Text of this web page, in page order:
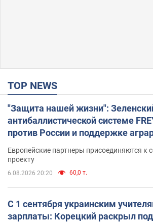
TOP NEWS
"Защита нашей жизни":
антибаллистической системе
против России и поддержке
Европейские партнеры присоединяются к
проекту
6.08.2026 20:20 60,0 т.
С 1 сентября украинским
зарплаты: Корецкий раскрыл